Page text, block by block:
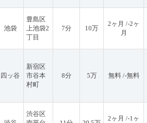
池袋
豊島区
上池袋2
丁目
7分 10万
2ヶ月 /-2ヶ
月
四ッ谷
新宿区
市谷本
村町
8分 5万 無料 /-無料
渋谷区
2ヶ月 /-1ヶ